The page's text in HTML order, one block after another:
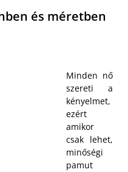
és méretben
Minden nő
szereti a
kényelmet,
ezért
amikor
csak lehet,
minőségi
pamut